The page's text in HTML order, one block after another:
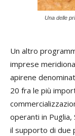
Una delle
Un altro
imprese
apirene
20 fra le più
operanti in Puglia,
il supporto di due